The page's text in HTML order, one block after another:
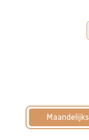
Maandelijks